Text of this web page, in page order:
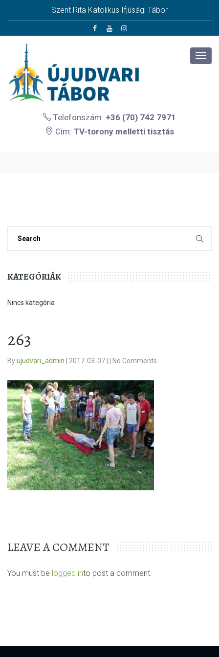
Szent Rita Katolikus Ifjúsági Tábor
Telefonszám: +36 (70) 742 7971
Cím: TV-torony melletti tisztás
KATEGÓRIÁK
Nincs kategória
263
Byujudvari_admin 2017-03-07 No Comments
LEAVE A COMMENT
You must be logged into post a comment.